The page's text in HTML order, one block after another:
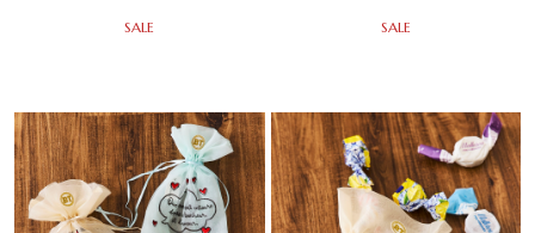
SALE SALE